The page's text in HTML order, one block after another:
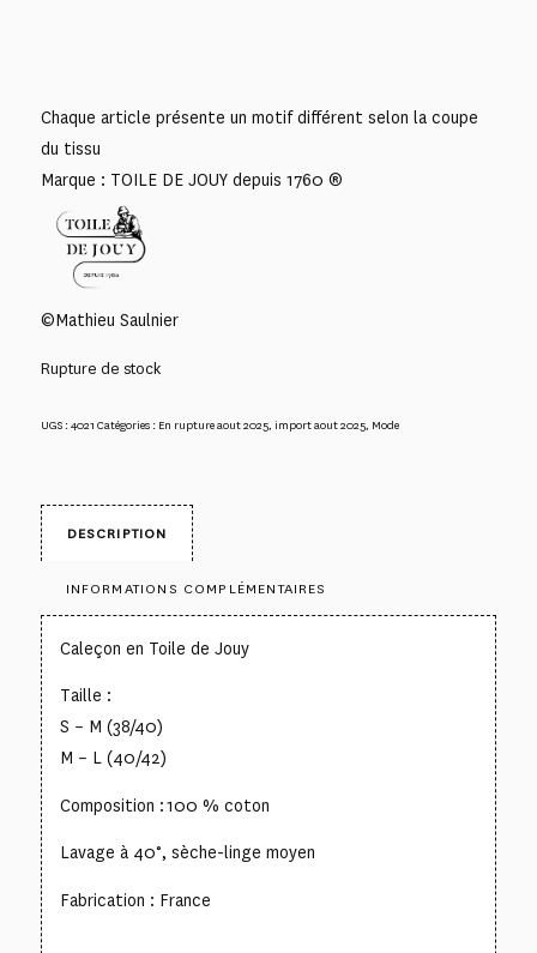
Chaque article présente un motif différent selon la coupe
du tissu
Marque : TOILE DE JOUY depuis 1760 ®
©Mathieu Saulnier
Rupture de stock
UGS :4021 Catégories : En rupture aout 2025, import aout 2025, Mode
DESCRIPTION
INFORMATIONS COMPLÉMENTAIRES
Caleçon en Toile de Jouy
Taille :
S – M (38/40)
M – L (40/42)
Composition : 100 % coton
Lavage à 40°, sèche-linge moyen
Fabrication : France